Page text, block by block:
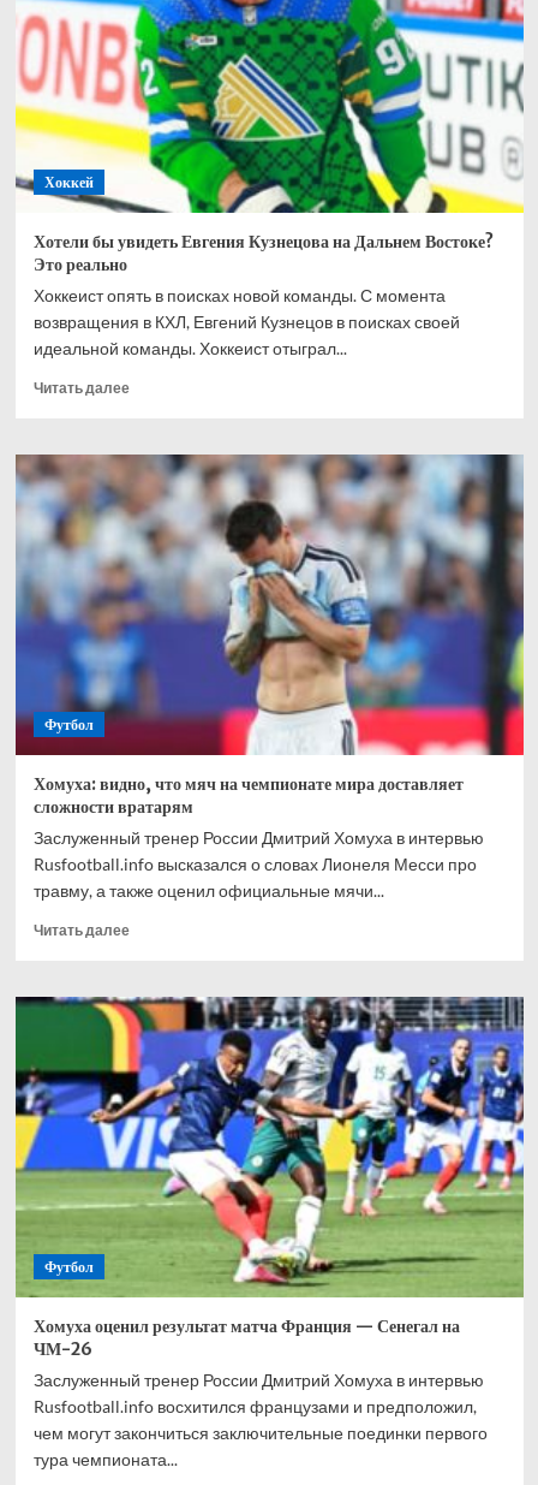
после
переезда
в
США:
жил
у
него
дома,
он
кормил
Хоккей
Хотели бы увидеть Евгения Кузнецова на Дальнем Востоке?
Это реально
Хоккеист опять в поисках новой команды. С момента
возвращения в КХЛ, Евгений Кузнецов в поисках своей
идеальной команды. Хоккеист отыграл...
Читать далееПрочитать
Хотели
бы
увидеть
Евгения
Кузнецова
на
Дальнем
Востоке?
Это
реально
Футбол
Хомуха: видно, что мяч на чемпионате мира доставляет
сложности вратарям
Заслуженный тренер России Дмитрий Хомуха в интервью
Rusfootball.info высказался о словах Лионеля Месси про
травму, а также оценил официальные мячи...
Читать далееПрочитать
Хомуха:
видно,
что
мяч
на
чемпионате
мира
доставляет
сложности
вратарям
Футбол
Хомуха оценил результат матча Франция — Сенегал на
ЧМ-26
Заслуженный тренер России Дмитрий Хомуха в интервью
Rusfootball.info восхитился французами и предположил,
чем могут закончиться заключительные поединки первого
тура чемпионата...